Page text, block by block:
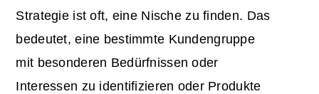
Strategie ist oft, eine Nische zu finden. Das
bedeutet, eine bestimmte Kundengruppe
mit besonderen Bedürfnissen oder
Interessen zu identifizieren oder Produkte